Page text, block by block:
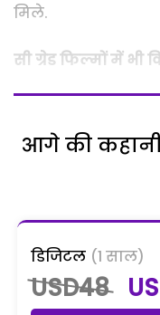
मिले.
सी ग्रेड फिल्मों में भी
आगे की
डिजिटल (1 साल)
USD48